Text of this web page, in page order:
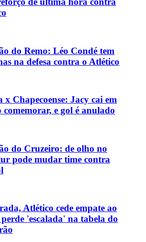
do Remo: Léo Condé tem
na defesa contra o Atlético
x Chapecoense: Jacy cai em
comemorar, e gol é anulado
do Cruzeiro: de olho no
pode mudar time contra
Atlético cede empate ao
perde 'escalada' na tabela do